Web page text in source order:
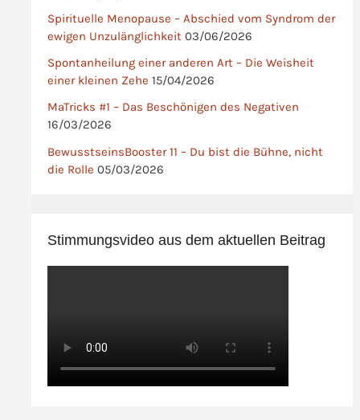
Spirituelle Menopause – Abschied vom Syndrom der
ewigen Unzulänglichkeit 03/06/2026
Spontanheilung einer anderen Art – Die Weisheit
einer kleinen Zehe 15/04/2026
MaTricks #1 – Das Beschönigen des Negativen
16/03/2026
BewusstseinsBooster 11 – Du bist die Bühne, nicht
die Rolle 05/03/2026
Stimmungsvideo aus dem aktuellen Beitrag